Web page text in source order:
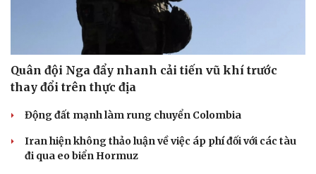
Việt Nam
Phân tích
Quân đội Nga đẩy nhanh cải tiến vũ khí trước
thay đổi trên thực địa
Động đất mạnh làm rung chuyển Colombia
Iran hiện không thảo luận về việc áp phí đối với các tàu
đi qua eo biển Hormuz